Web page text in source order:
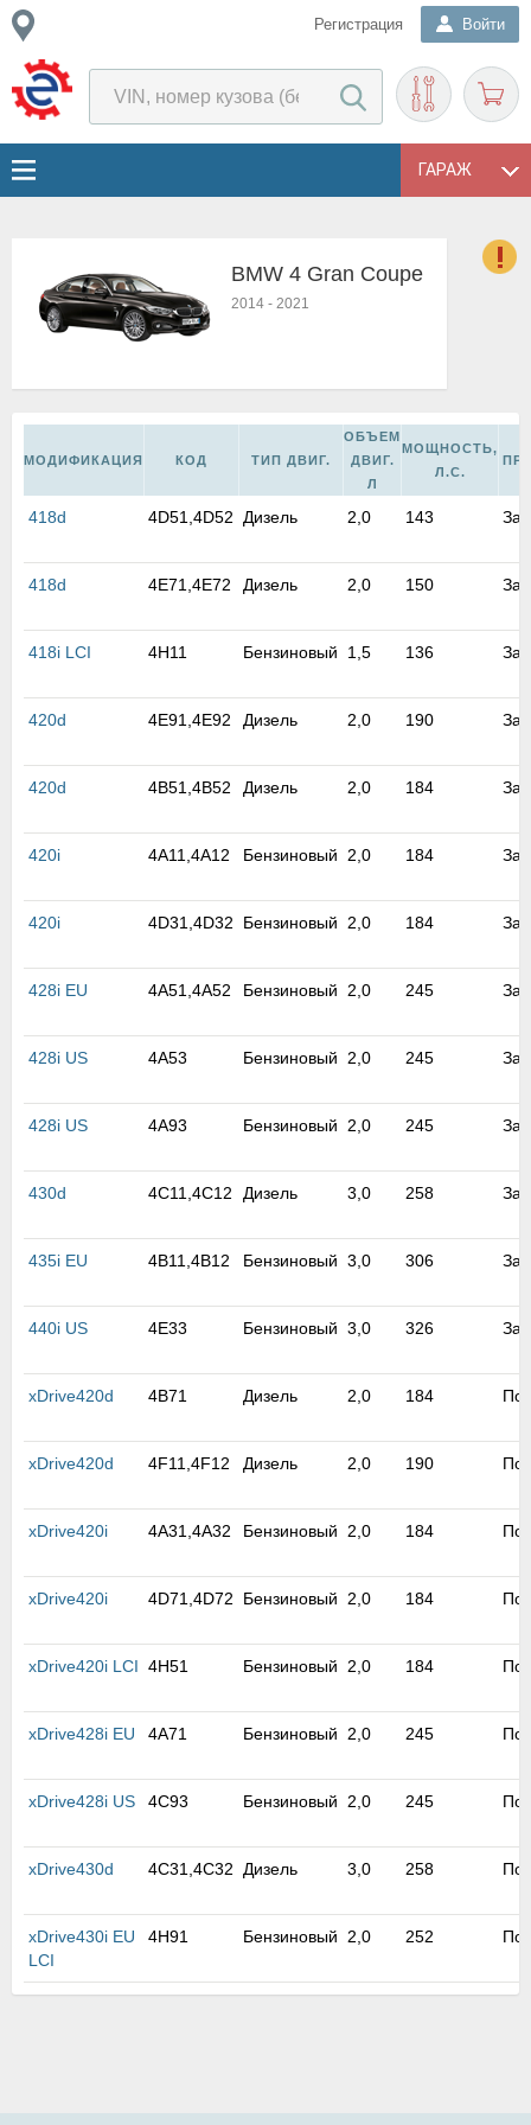
Регистрация Войти
ГАРАЖ
BMW 4 Gran Coupe
2014 - 2021
МОДИФИКАЦИЯ КОД ТИП ДВИГ.
ОБЪЕМ
ДВИГ.
Л
МОЩНОСТЬ,
Л.С.
418d 4D51,4D52 Дизель 2,0 143
418d 4E71,4E72 Дизель 2,0 150
418i LCI 4H11 Бензиновый 1,5 136
420d 4E91,4E92 Дизель 2,0 190
420d 4B51,4B52 Дизель 2,0 184
420i 4A11,4A12 Бензиновый 2,0 184
420i 4D31,4D32 Бензиновый 2,0 184
428i EU 4A51,4A52 Бензиновый 2,0 245
428i US 4A53 Бензиновый 2,0 245
428i US 4A93 Бензиновый 2,0 245
430d 4C11,4C12 Дизель 3,0 258
435i EU 4B11,4B12 Бензиновый 3,0 306
440i US 4E33 Бензиновый 3,0 326
xDrive420d 4B71 Дизель 2,0 184
xDrive420d 4F11,4F12 Дизель 2,0 190
xDrive420i 4A31,4A32 Бензиновый 2,0 184
xDrive420i 4D71,4D72 Бензиновый 2,0 184
xDrive420i LCI 4H51 Бензиновый 2,0 184
xDrive428i EU 4A71 Бензиновый 2,0 245
xDrive428i US 4C93 Бензиновый 2,0 245
xDrive430d 4C31,4C32 Дизель 3,0 258
xDrive430i EU
LCI
4H91 Бензиновый 2,0 252